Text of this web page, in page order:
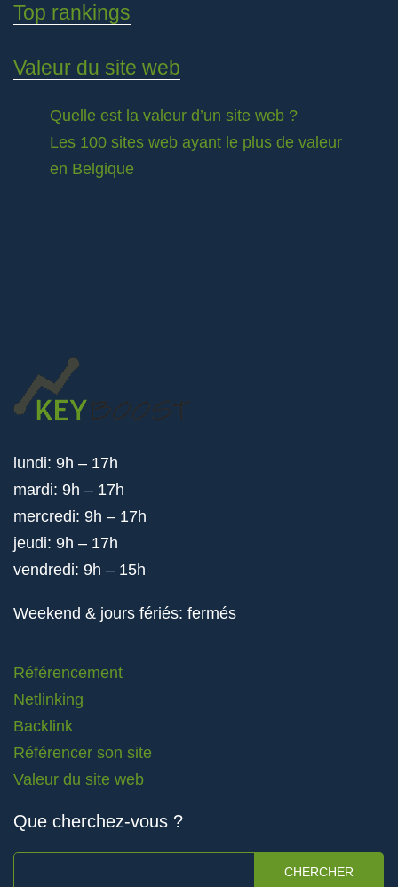
Top rankings
Valeur du site web
Quelle est la valeur d’un site web ?
Les 100 sites web ayant le plus de valeur
en Belgique
lundi: 9h – 17h
mardi: 9h – 17h
mercredi: 9h – 17h
jeudi: 9h – 17h
vendredi: 9h – 15h
Weekend & jours fériés: fermés
Référencement
Netlinking
Backlink
Référencer son site
Valeur du site web
Que cherchez-vous ?
CHERCHER